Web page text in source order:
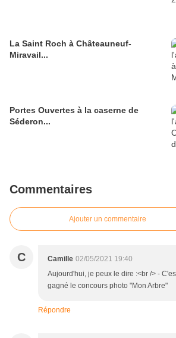
La Saint Roch à Châteauneuf-
Miravail...
Portes Ouvertes à la caserne de
Séderon...
Commentaires
Ajouter un commentaire
C Camille 02/05/2021 19:40
Aujourd'hui, je peux le dire :<br /> -
gagné le concours photo "Mon Arbre"
Répondre